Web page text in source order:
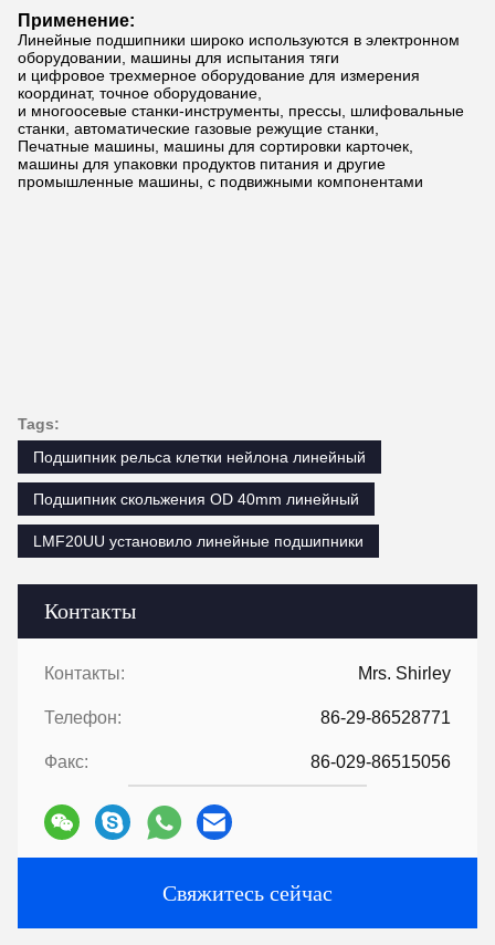
Контакты
Контакты: Mrs. Shirley
Телефон: 86-29-86528771
Факс: 86-029-86515056
Свяжитесь сейчас
Применение:
Линейные подшипники широко используются в электронном
оборудовании, машины для испытания тяги
и цифровое трехмерное оборудование для измерения
координат, точное оборудование,
и многоосевые станки-инструменты, прессы, шлифовальные
станки, автоматические газовые режущие станки,
Печатные машины, машины для сортировки карточек,
машины для упаковки продуктов питания и другие
промышленные машины, с подвижными компонентами
Tags:
Подшипник рельса клетки нейлона линейный
Подшипник скольжения OD 40mm линейный
LMF20UU установило линейные подшипники